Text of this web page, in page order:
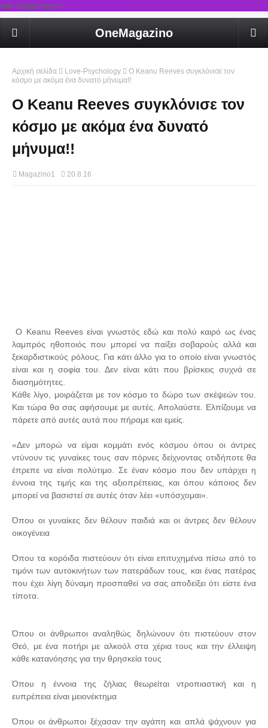
rel='stylesheet'/>
OneMagazino
Αρχική σελίδα Love-Psychology
Ο Keanu Reeves συγκλόνισε τον
κόσμο με ακόμα ένα δυνατό μήνυμα!!
Ο Keanu Reeves συγκλόνισε τον
κόσμο με ακόμα ένα δυνατό
μήνυμα!!
Magazino1 20.8.16
Ο Keanu Reeves είναι γνωστός εδώ και πολύ καιρό ως ένας
λαμπρός ηθοποιός που μπορεί να παίξει σοβαρούς αλλά και
ξεκαρδιστικούς ρόλους. Για κάτι άλλο για το οποίο είναι γνωστός
είναι και η σοφία του. Δεν είναι κάτι που βρίσκεις συχνά σε
διασημότητες.
Κάθε λίγο, μοιράζεται με τον κόσμο το δώρο των σκέψεών του.
Και τώρα θα σας αφήσουμε με αυτές. Απολαύστε. Ελπίζουμε να
πάρετε από αυτές αυτά που πήραμε και εμείς.
«Δεν μπορώ να είμαι κομμάτι ενός κόσμου όπου οι άντρες
ντύνουν τις γυναίκες τους σαν πόρνες δείχνοντας οτιδήποτε θα
έπρεπε να είναι πολύτιμο. Σε έναν κόσμο που δεν υπάρχει η
έννοια της τιμής και της αξιοπρέπειας, και όπου κάποιος δεν
μπορεί να βασιστεί σε αυτές όταν λέει «υπόσχομαι».
Όπου οι γυναίκες δεν θέλουν παιδιά και οι άντρες δεν θέλουν
οικογένεια
Όπου τα κορόιδα πιστεύουν ότι είναι επιτυχημένα πίσω από το
τιμόνι των αυτοκινήτων των πατεράδων τους, και ένας πατέρας
που έχει λίγη δύναμη προσπαθεί να σας αποδείξει ότι είστε ένα
τίποτα.
Όπου οι άνθρωποι αναληθώς δηλώνουν ότι πιστεύουν στον
Θεό, με ένα ποτήρι με αλκοόλ στα χέρια τους και την έλλειψη
κάθε κατανόησης για την θρησκεία τους
Όπου η έννοια της ζήλιας θεωρείται ντροπιαστική και η
ευπρέπεια είναι μειονέκτημα
Όπου οι άνθρωποι ξέχασαν την αγάπη και απλά ψάχνουν για